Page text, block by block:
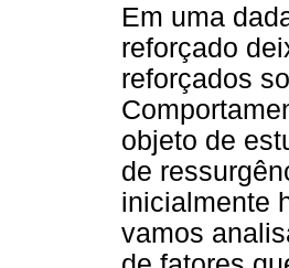
Em uma
reforçado
reforçados
objeto de
de
inicialmente
vamos